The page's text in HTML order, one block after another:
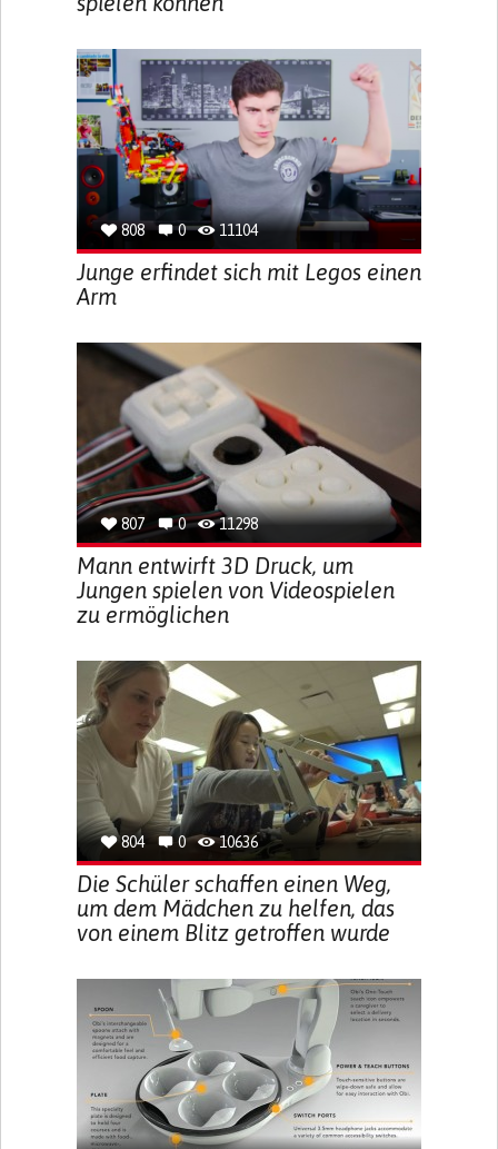
808 0 11104
Junge erfindet sich mit Legos einen
Arm
807 0 11298
Mann entwirft 3D Druck, um
Jungen spielen von Videospielen
zu ermöglichen
804 0 10636
Die Schüler schaffen einen Weg,
um dem Mädchen zu helfen, das
von einem Blitz getroffen wurde